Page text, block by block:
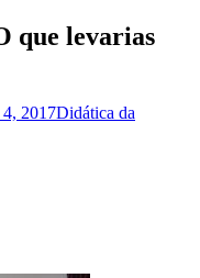
que levarias
2017Didática da